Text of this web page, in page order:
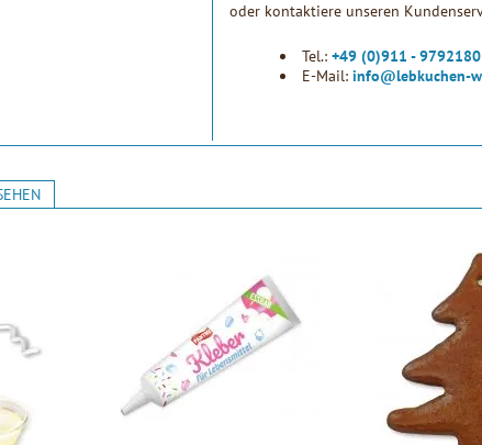
oder kontaktiere unseren
Tel.: +49 (0)911 - 9792180
E-Mail: info@lebkuchen-